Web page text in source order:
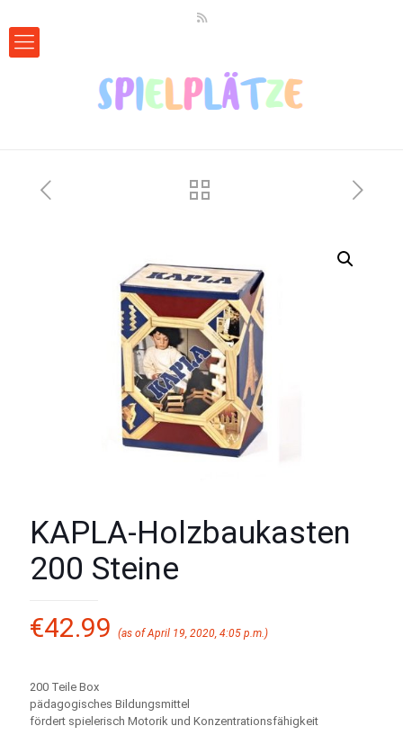
KAPLA-Holzbaukasten
200 Steine
€42.99 (as of April 19, 2020, 4:05 p.m.)
200 Teile Box
pädagogisches Bildungsmittel
fördert spielerisch Motorik und Konzentrationsfähigkeit